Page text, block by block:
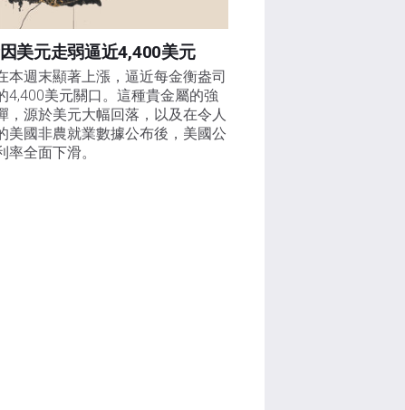
美元走弱逼近4,400美元
本週末顯著上漲，逼近每金衡盎司
4,400美元關口。這種貴金屬的強
，源於美元大幅回落，以及在令人
美國非農就業數據公布後，美國公
率全面下滑。